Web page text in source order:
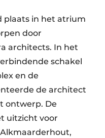
plaats in het atrium
door
architects. In het
schakel
en de
de architect
ontwerp. De
uitzicht voor